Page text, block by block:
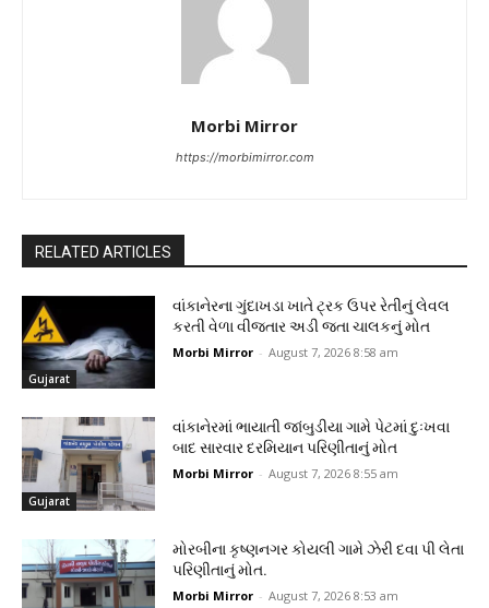
Morbi Mirror
https://morbimirror.com
RELATED ARTICLES
Gujarat
વાંકાનેરના ગુંદાખડા ખાતે ટ્રક ઉપર રેતીનું લેવલ
કરતી વેળા વીજતાર અડી જતા ચાલકનું મોત
Morbi Mirror - August 7, 2026 8:58 am
Gujarat
વાંકાનેરમાં ભાયાતી જાંબુડીયા ગામે પેટમાં દુઃખવા
બાદ સારવાર દરમિયાન પરિણીતાનું મોત
Morbi Mirror - August 7, 2026 8:55 am
મોરબીના કૃષ્ણનગર કોયલી ગામે ઝેરી દવા પી લેતા
પરિણીતાનું મોત.
Morbi Mirror - August 7, 2026 8:53 am